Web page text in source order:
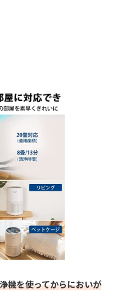
機を使ってからにおいが